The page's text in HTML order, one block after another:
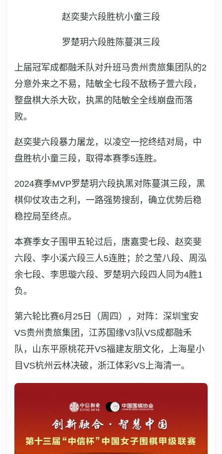
赵奕斐六段胜杭小童三段
罗楚玥六段胜陈蔓淇三段
上届冠军成都融禾队对升班马贵州贵旅集团队的2
分意外来之不易，陆敏全七段不敌杨子萱六段，
整盘棋大杀大砍，执黑的陆敏全全线崩盘而落
败。
赵奕斐六段暴力屠龙，以凌空一挖终结对局，中
盘胜杭小童三段，取得本赛季5连胜。
2024赛季MVP罗楚玥六段执黑对陈蔓淇三段，黑
棋仰仗攻击之利，一路强势搜刮，确立优势后稳
稳控局至终点。
本赛季女子围甲五轮过后，唐嘉雯七段、赵奕斐
六段、李小溪六段三人5连胜；於之莹八段、周泓
余七段、李思璇六段、罗楚玥六段四人同为4胜1
负。
第六轮比赛6月25日（周四），对阵：深圳宝安
VS贵州贵旅集团，江苏国缘V3队VS成都融禾
队，山东平原桃花开VS福建友朋文化，上海星小
目VS杭州云林决破，浙江体彩VS上海清一。